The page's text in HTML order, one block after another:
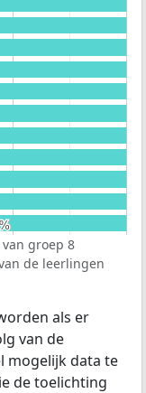
groep 8
de leerlingen
als er
van de
mogelijk data te
de toelichting